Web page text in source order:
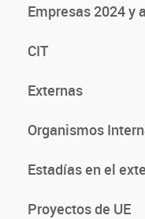
Empresas 2024 y
CIT
Externas
Organismos
Estadías en el
Proyectos de UE